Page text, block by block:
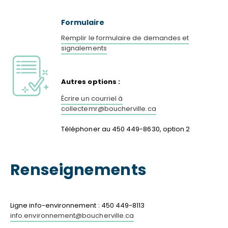
Formulaire
Remplir le formulaire de demandes et
signalements
Autres options :
Écrire un courriel à
collectemr@boucherville.ca
Téléphoner au 450 449-8630, option 2
Renseignements
Ligne info-environnement : 450 449-8113
info.environnement@boucherville.ca